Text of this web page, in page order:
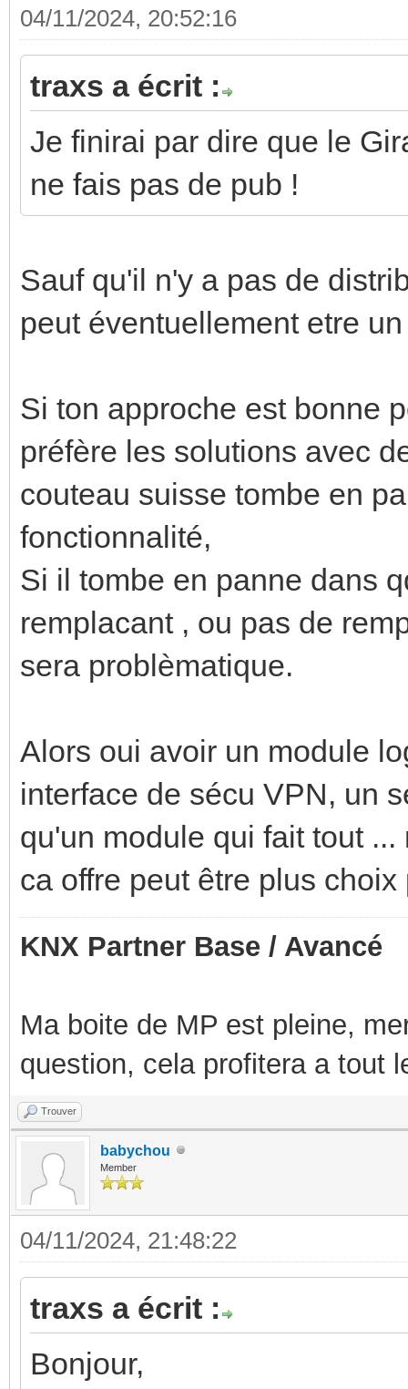
04/11/2024, 20:52:16
traxs a écrit :
Je finirai par dire que le
ne fais pas de pub !
Sauf qu'il n'y a pas de
peut éventuellement etre
Si ton approche est bonne
préfère les solutions avec
couteau suisse tombe en
fonctionnalité,
Si il tombe en panne dans
remplacant , ou pas de
sera problèmatique.
Alors oui avoir un module
interface de sécu VPN, un
qu'un module qui fait tout
ca offre peut être plus choix
KNX Partner Base / Avancé
Ma boite de MP est pleine,
question, cela profitera a tout
Trouver
babychou
Member
04/11/2024, 21:48:22
traxs a écrit :
Bonjour,